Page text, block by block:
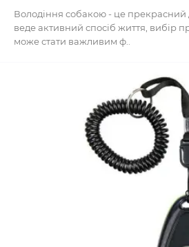
Володіння собакою - це прекрасний
веде активний спосіб життя, вибір
може стати важливим ф..